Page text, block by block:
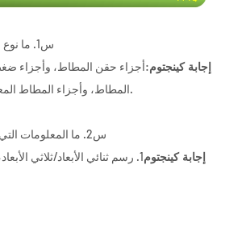
س1. ما نوع المنتجات التي تنتجونها؟
إجابة كينجتوم:أجزاء حقن المطاط، وأجزاء
المطاط، وأجزاء المطاط المعدني، وأجزاء البلاستيك.
س2. ما المعلومات التي تحتاجها لتحديد السعر؟
إجابة كينجتوم 1. رسم ثنائي الأبعاد/ثلاثي